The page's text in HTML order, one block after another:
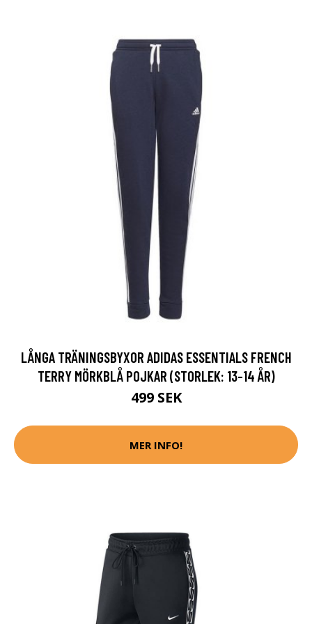
LÅNGA TRÄNINGSBYXOR ADIDAS ESSENTIALS FRENCH
TERRY MÖRKBLÅ POJKAR (STORLEK: 13-14 ÅR)
499 SEK
MER INFO!